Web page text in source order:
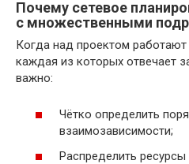
Почему сетевое
с множественными
Когда над проектом работают
каждая из которых отвечает
важно:
Чётко определить
взаимозависимости;
Распределить ресурсы